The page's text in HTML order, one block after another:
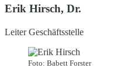
Erik Hirsch, Dr.
Leiter Geschäftsstelle
Foto: Babett Forster